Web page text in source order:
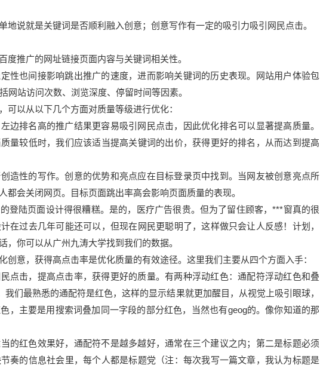
地说就是关键词是否顺利融入创意；创意写作有一定的吸引力吸引网民点击。
度推广的网址链接页面内容与关键词相关性。
性也间接影响跳出推广的速度，进而影响关键词的历史表现。网站用户体验包
网站访问次数、浏览深度、停留时间等因素。
可以从以下几个方面对质量等级进行优化：
边排名高的推广结果更容易吸引网民点击，因此优化排名可以显著提高质量。
量较低时，我们应该适当提高关键词的出价，获得更好的排名，从而达到提高
造性的写作。创意的优势和亮点应在目标登录页中找到。当网友被创意亮点所
都会关闭网页。目标页面跳出率高会影响页面质量的表现。
登陆页面设计得很糟糕。是的，医疗广告很贵。但为了留住顾客，***窗真的很
在过去几年可能还可以，但现在网民更聪明了，这样做只会让人反感！计划，
你可以从广州九涛大学找到我们的数据。
创意，获得高点击率是优化质量的有效途径。这里我们主要从四个方面入手：
点击，提高点击率，获得更好的质量。有两种浮动红色：通配符浮动红色和叠
我们最熟悉的通配符是红色，这样的显示结果就更加醒目，从视觉上吸引眼球，
，主要是用搜索词叠加同一字段的部分红色，当然也有geog的。像你知道的那
的红色效果好，通配符不是越多越好，通常在三个建议之内；第二是标题必须
奏的信息社会里，每个人都是标题党（注：每次我写一篇文章，我认为标题是